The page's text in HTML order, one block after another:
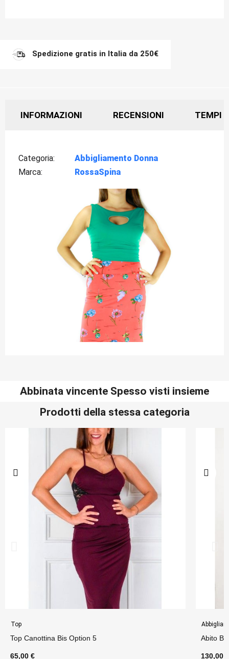
Spedizione gratis in Italia da 250€
INFORMAZIONI RECENSIONI TEMPI
Categoria
Abbigliamento Donna
Marca
RossaSpina
Abbinata vincente Spesso visti insieme
Prodotti della stessa categoria
Top
Top Canottina Bis Option 5
65,00 €
Abito
130,00